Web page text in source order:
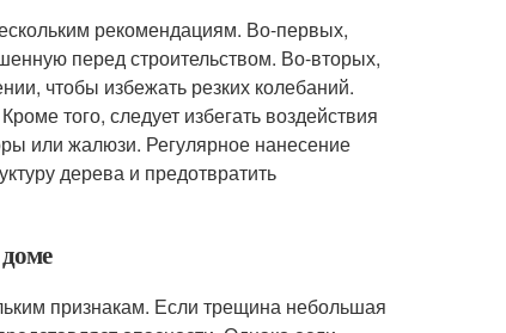
рекомендациям. Во-первых,
перед строительством. Во-вторых,
чтобы избежать резких колебаний.
того, следует избегать воздействия
или жалюзи. Регулярное нанесение
дерева и предотвратить
признакам. Если трещина небольшая